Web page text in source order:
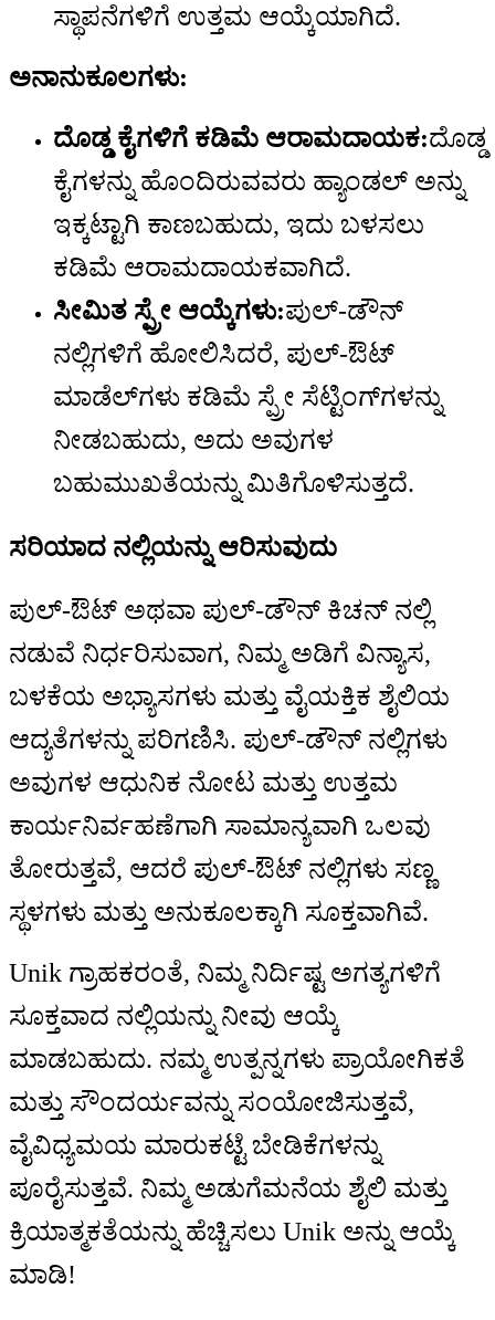
ಸ್ಥಾಪನೆಗಳಿಗೆ ಉತ್ತಮ ಆಯ್ಕೆಯಾಗಿದೆ.
ಅನಾನುಕೂಲಗಳು:
ದೊಡ್ಡ ಕೈಗಳಿಗೆ ಕಡಿಮೆ ಆರಾಮದಾಯಕ:ದೊಡ್ಡ
ಕೈಗಳನ್ನು ಹೊಂದಿರುವವರು ಹ್ಯಾಂಡಲ್ ಅನ್ನು
ಇಕ್ಕಟ್ಟಾಗಿ ಕಾಣಬಹುದು, ಇದು ಬಳಸಲು
ಕಡಿಮೆ ಆರಾಮದಾಯಕವಾಗಿದೆ.
ಸೀಮಿತ ಸ್ಪ್ರೇ ಆಯ್ಕೆಗಳು:ಪುಲ್-ಡೌನ್
ನಲ್ಲಿಗಳಿಗೆ ಹೋಲಿಸಿದರೆ, ಪುಲ್-ಔಟ್
ಮಾಡೆಲ್‌ಗಳು ಕಡಿಮೆ ಸ್ಪ್ರೇ ಸೆಟ್ಟಿಂಗ್‌ಗಳನ್ನು
ನೀಡಬಹುದು, ಅದು ಅವುಗಳ
ಬಹುಮುಖತೆಯನ್ನು ಮಿತಿಗೊಳಿಸುತ್ತದೆ.
ಸರಿಯಾದ ನಲ್ಲಿಯನ್ನು ಆರಿಸುವುದು
ಪುಲ್-ಔಟ್ ಅಥವಾ ಪುಲ್-ಡೌನ್ ಕಿಚನ್ ನಲ್ಲಿ
ನಡುವೆ ನಿರ್ಧರಿಸುವಾಗ, ನಿಮ್ಮ ಅಡಿಗೆ ವಿನ್ಯಾಸ,
ಬಳಕೆಯ ಅಭ್ಯಾಸಗಳು ಮತ್ತು ವೈಯಕ್ತಿಕ ಶೈಲಿಯ
ಆದ್ಯತೆಗಳನ್ನು ಪರಿಗಣಿಸಿ. ಪುಲ್-ಡೌನ್ ನಲ್ಲಿಗಳು
ಅವುಗಳ ಆಧುನಿಕ ನೋಟ ಮತ್ತು ಉತ್ತಮ
ಕಾರ್ಯನಿರ್ವಹಣೆಗಾಗಿ ಸಾಮಾನ್ಯವಾಗಿ ಒಲವು
ತೋರುತ್ತವೆ, ಆದರೆ ಪುಲ್-ಔಟ್ ನಲ್ಲಿಗಳು ಸಣ್ಣ
ಸ್ಥಳಗಳು ಮತ್ತು ಅನುಕೂಲಕ್ಕಾಗಿ ಸೂಕ್ತವಾಗಿವೆ.
Unik ಗ್ರಾಹಕರಂತೆ, ನಿಮ್ಮ ನಿರ್ದಿಷ್ಟ ಅಗತ್ಯಗಳಿಗೆ
ಸೂಕ್ತವಾದ ನಲ್ಲಿಯನ್ನು ನೀವು ಆಯ್ಕೆ
ಮಾಡಬಹುದು. ನಮ್ಮ ಉತ್ಪನ್ನಗಳು ಪ್ರಾಯೋಗಿಕತೆ
ಮತ್ತು ಸೌಂದರ್ಯವನ್ನು ಸಂಯೋಜಿಸುತ್ತವೆ,
ವೈವಿಧ್ಯಮಯ ಮಾರುಕಟ್ಟೆ ಬೇಡಿಕೆಗಳನ್ನು
ಪೂರೈಸುತ್ತವೆ. ನಿಮ್ಮ ಅಡುಗೆಮನೆಯ ಶೈಲಿ ಮತ್ತು
ಕ್ರಿಯಾತ್ಮಕತೆಯನ್ನು ಹೆಚ್ಚಿಸಲು Unik ಅನ್ನು ಆಯ್ಕೆ
ಮಾಡಿ!